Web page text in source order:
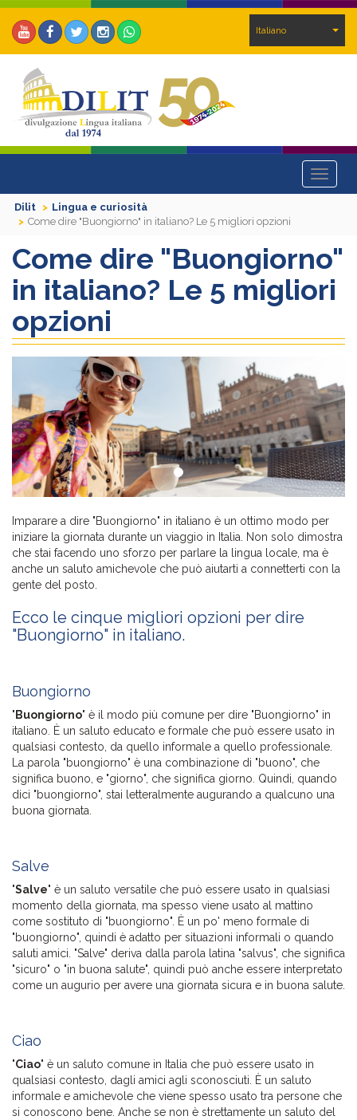
Italiano
Toggle
Dilit
Lingua e curiosità
Come dire "Buongiorno" in italiano? Le 5 migliori opzioni
Come dire "Buongiorno"
in italiano? Le 5 migliori
opzioni
Imparare a dire "Buongiorno" in italiano è un ottimo modo per
iniziare la giornata durante un viaggio in Italia. Non solo dimostra
che stai facendo uno sforzo per parlare la lingua locale, ma è
anche un saluto amichevole che può aiutarti a connetterti con la
gente del posto.
Ecco le cinque migliori opzioni per dire
"Buongiorno" in italiano.
Buongiorno
"Buongiorno" è il modo più comune per dire "Buongiorno" in
italiano. È un saluto educato e formale che può essere usato in
qualsiasi contesto, da quello informale a quello professionale.
La parola "buongiorno" è una combinazione di "buono", che
significa buono, e "giorno", che significa giorno. Quindi, quando
dici "buongiorno", stai letteralmente augurando a qualcuno una
buona giornata.
Salve
"Salve" è un saluto versatile che può essere usato in qualsiasi
momento della giornata, ma spesso viene usato al mattino
come sostituto di "buongiorno". È un po' meno formale di
"buongiorno", quindi è adatto per situazioni informali o quando
saluti amici. "Salve" deriva dalla parola latina "salvus", che significa
"sicuro" o "in buona salute", quindi può anche essere interpretato
come un augurio per avere una giornata sicura e in buona salute.
Ciao
"Ciao" è un saluto comune in Italia che può essere usato in
qualsiasi contesto, dagli amici agli sconosciuti. È un saluto
informale e amichevole che viene spesso usato tra persone che
si conoscono bene. Anche se non è strettamente un saluto del